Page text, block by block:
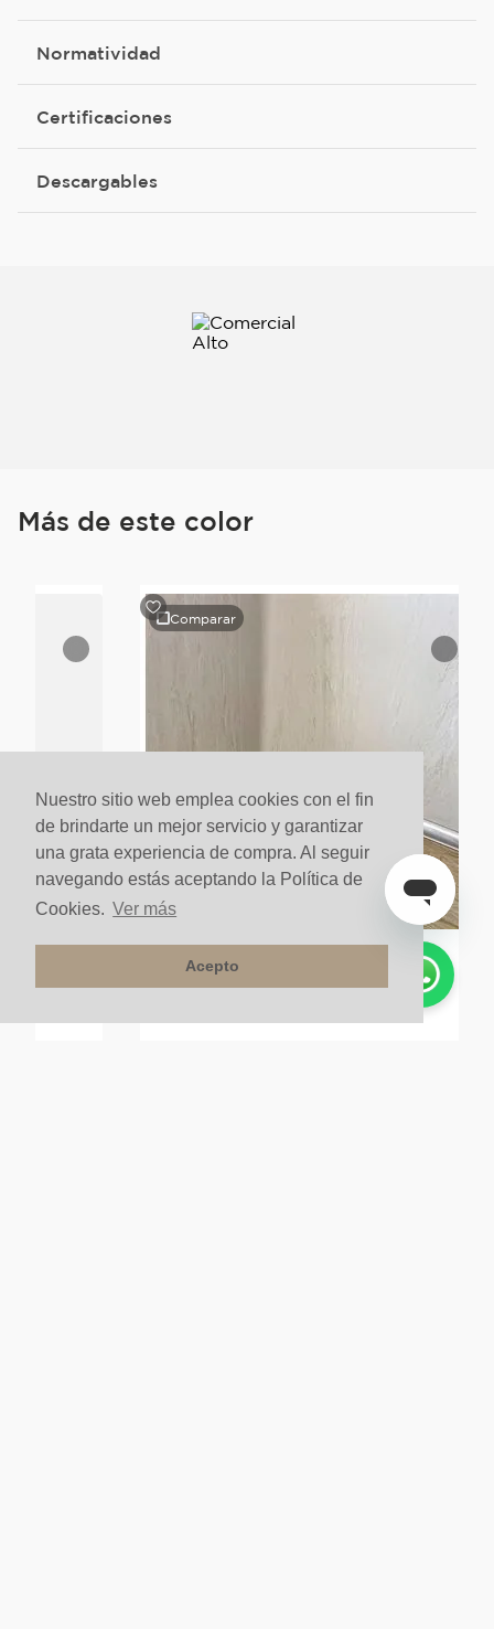
Nuestro sitio web emplea cookies con el fin
de brindarte un mejor servicio y garantizar
una grata experiencia de compra. Al seguir
navegando estás aceptando la Política de
Cookies. Ver más
Acepto
Normatividad
Certificaciones
Descargables
Más de este color
Comparar
Esq Sanitario Interno 3 Planos 38 (27r)